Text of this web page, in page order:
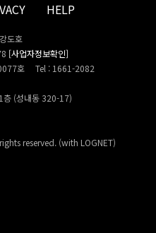
HELP
도호
[사업자정보확인]
호
Tel : 1661-2082
층 (성내동 320-17)
reserved. (with LOGNET)